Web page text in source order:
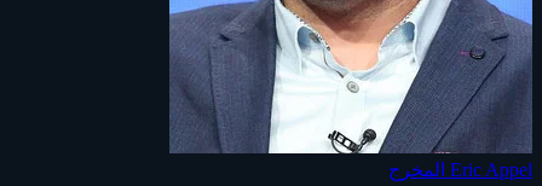
Eric Appel المخرج